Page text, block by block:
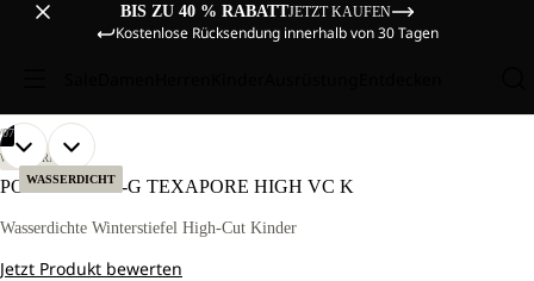
BIS ZU 40 % RABATTJETZT KAUFEN
Kostenlose Rücksendung innerhalb von 30 Tagen
WASSERDICHT
07
BILD
IM
ÖFFNEN
BILD
IM
ÖFFNEN
BILD
IM
ÖFFNEN
BILD
IM
ÖFFNEN
BILD
IM
ÖFFNEN
BILD
IM
ÖFFNEN
BILD
IM
ÖFFNEN
WANDERN
POLAR BEAR-G TEXAPORE HIGH VC K
Wasserdichte Winterstiefel High-Cut Kinder
Jetzt Produkt bewerten